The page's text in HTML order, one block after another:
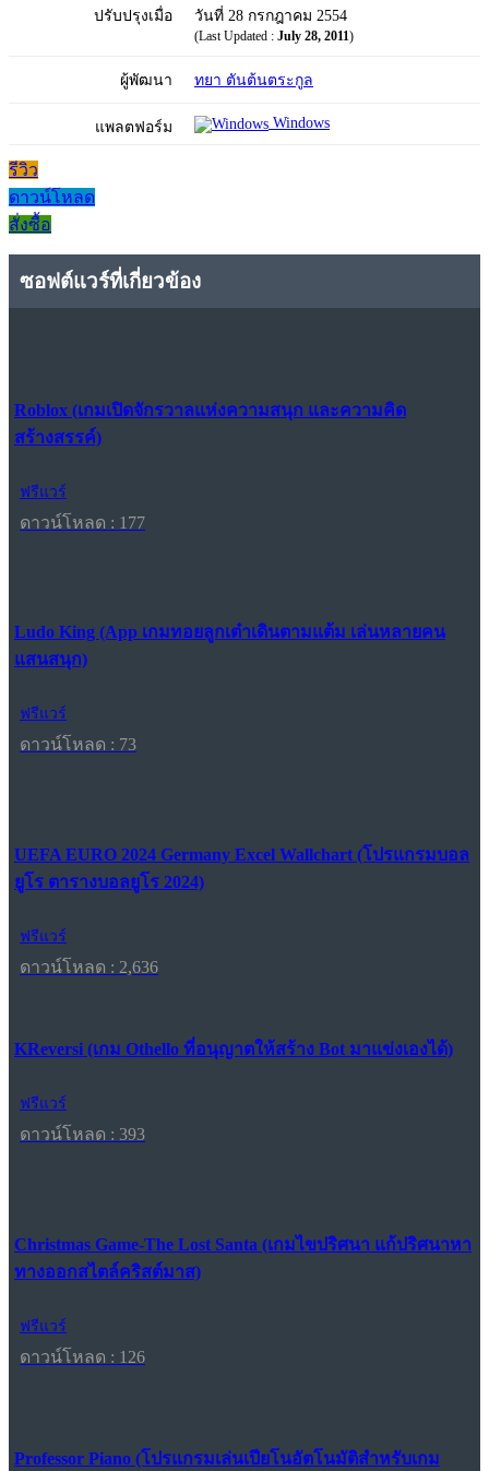
ปรับปรุงเมื่อ วันที่ 28 กรกฎาคม 2554
(Last Updated : July 28, 2011)
ผู้พัฒนา ทยา ตันต้นตระกูล
แพลตฟอร์ม Windows
รีวิว
ดาวน์โหลด
สั่งซื้อ
ซอฟต์แวร์ที่เกี่ยวข้อง
Roblox (เกมเปิดจักรวาลแห่งความสนุก และความคิด
สร้างสรรค์)
ฟรีแวร์
ดาวน์โหลด : 177
Ludo King (App เกมทอยลูกเต๋าเดินตามแต้ม เล่นหลายคน
แสนสนุก)
ฟรีแวร์
ดาวน์โหลด : 73
UEFA EURO 2024 Germany Excel Wallchart (โปรแกรมบอล
ยูโร ตารางบอลยูโร 2024)
ฟรีแวร์
ดาวน์โหลด : 2,636
KReversi (เกม Othello ที่อนุญาตให้สร้าง Bot มาแข่งเองได้)
ฟรีแวร์
ดาวน์โหลด : 393
Christmas Game-The Lost Santa (เกมไขปริศนา แก้ปริศนาหา
ทางออกสไตล์คริสต์มาส)
ฟรีแวร์
ดาวน์โหลด : 126
Professor Piano (โปรแกรมเล่นเปียโนอัตโนมัติสำหรับเกม